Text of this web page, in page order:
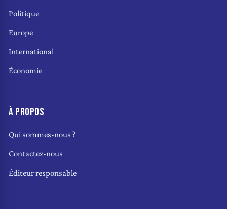
Politique
Europe
International
Économie
À PROPOS
Qui sommes-nous ?
Contactez-nous
Éditeur responsable